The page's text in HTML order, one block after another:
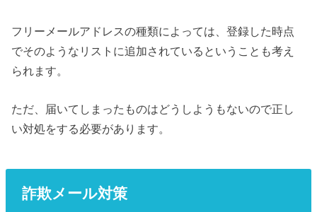
フリーメールアドレスの種類によっては、登録した時点
でそのようなリストに追加されているということも考え
られます。
ただ、届いてしまったものはどうしようもないので正し
い対処をする必要があります。
詐欺メール対策